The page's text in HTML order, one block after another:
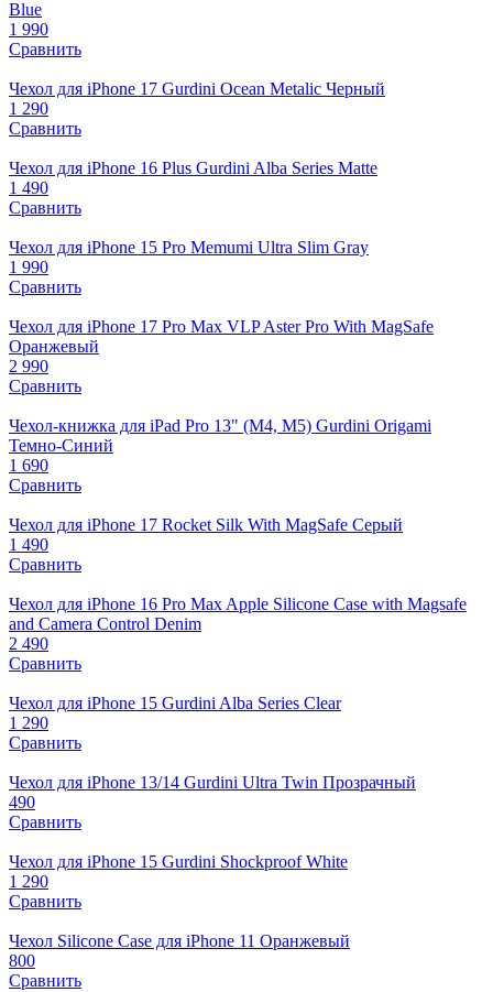
Blue
1 990
Сравнить
Чехол для iPhone 17 Gurdini Ocean Metalic Черный
1 290
Сравнить
Чехол для iPhone 16 Plus Gurdini Alba Series Matte
1 490
Сравнить
Чехол для iPhone 15 Pro Memumi Ultra Slim Gray
1 990
Сравнить
Чехол для iPhone 17 Pro Max VLP Aster Pro With MagSafe
Оранжевый
2 990
Сравнить
Чехол-книжка для iPad Pro 13" (M4, M5) Gurdini Origami
Темно-Синий
1 690
Сравнить
Чехол для iPhone 17 Rocket Silk With MagSafe Серый
1 490
Сравнить
Чехол для iPhone 16 Pro Max Apple Silicone Case with Magsafe
and Camera Control Denim
2 490
Сравнить
Чехол для iPhone 15 Gurdini Alba Series Clear
1 290
Сравнить
Чехол для iPhone 13/14 Gurdini Ultra Twin Прозрачный
490
Сравнить
Чехол для iPhone 15 Gurdini Shockproof White
1 290
Сравнить
Чехол Silicone Case для iPhone 11 Оранжевый
800
Сравнить